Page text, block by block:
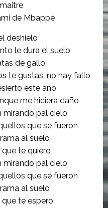
de Mbappé
deshielo
le dura el suelo
de gallo
te gustas, no hay fallo
este año
me hiciera daño
mirando pal cielo
que se fueron
al suelo
que te quiero
mirando pal cielo
que se fueron
al suelo
que te espero